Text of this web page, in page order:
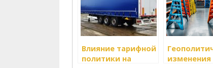
Влияние тарифной
политики на
изменения